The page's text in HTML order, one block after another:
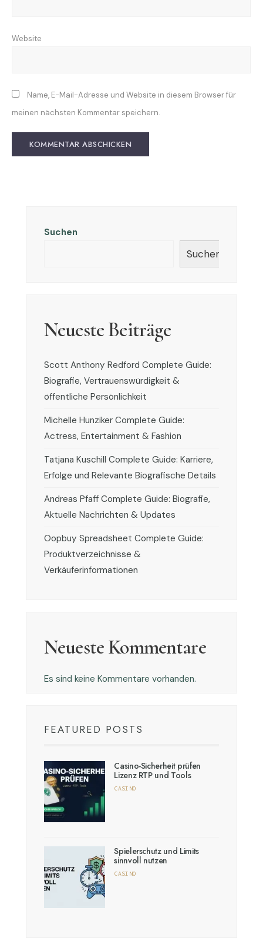
Website
Name, E-Mail-Adresse und Website in diesem Browser für
meinen nächsten Kommentar speichern.
Suchen
Suchen
Neueste Beiträge
Scott Anthony Redford Complete Guide:
Biografie, Vertrauenswürdigkeit &
öffentliche Persönlichkeit
Michelle Hunziker Complete Guide:
Actress, Entertainment & Fashion
Tatjana Kuschill Complete Guide: Karriere,
Erfolge und Relevante Biografische Details
Andreas Pfaff Complete Guide: Biografie,
Aktuelle Nachrichten & Updates
Oopbuy Spreadsheet Complete Guide:
Produktverzeichnisse &
Verkäuferinformationen
Neueste Kommentare
Es sind keine Kommentare vorhanden.
FEATURED POSTS
Casino-Sicherheit prüfen
Lizenz RTP und Tools
CASINO
Spielerschutz und Limits
sinnvoll nutzen
CASINO